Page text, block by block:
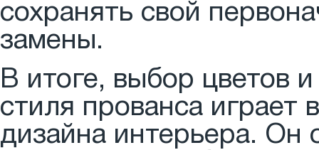
сохранять свой
замены.
В итоге, выбор цветов
стиля прованса
дизайна интерьера.